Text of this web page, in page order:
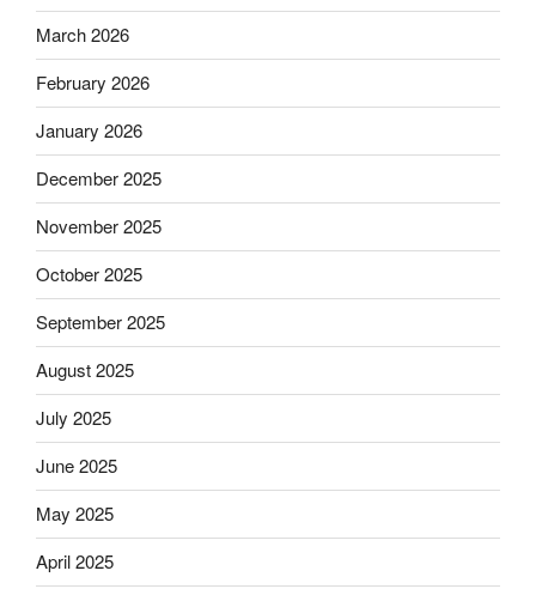
March 2026
February 2026
January 2026
December 2025
November 2025
October 2025
September 2025
August 2025
July 2025
June 2025
May 2025
April 2025